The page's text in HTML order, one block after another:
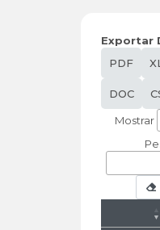
Exportar
PDF
DOC
Mostrar